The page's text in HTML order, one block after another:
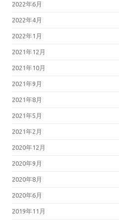
2022年6月
2022年4月
2022年1月
2021年12月
2021年10月
2021年9月
2021年8月
2021年5月
2021年2月
2020年12月
2020年9月
2020年8月
2020年6月
2019年11月